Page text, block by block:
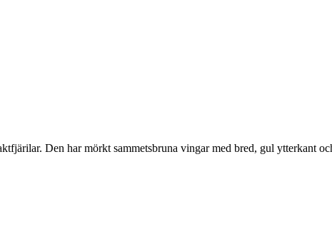
Den har mörkt sammetsbruna vingar med bred, gul ytterkant